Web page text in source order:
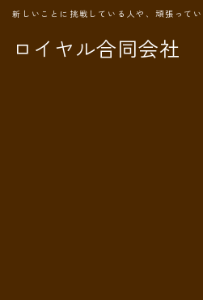
ロイヤル合同会社
新しいことに挑戦している人や、頑張って
MENU